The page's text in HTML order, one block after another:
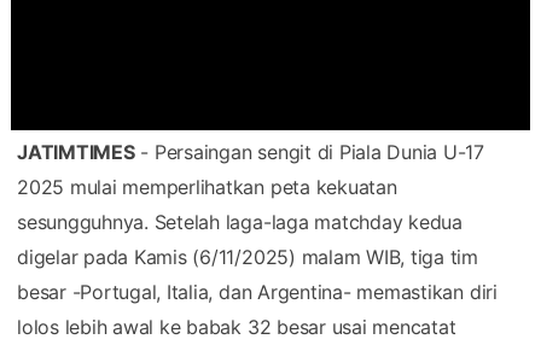
JATIMTIMES- Persaingan sengit di Piala Dunia U-17
2025 mulai memperlihatkan peta kekuatan
sesungguhnya. Setelah laga-laga matchday kedua
digelar pada Kamis (6/11/2025) malam WIB, tiga tim
besar -Portugal, Italia, dan Argentina- memastikan diri
lolos lebih awal ke babak 32 besar usai mencatat